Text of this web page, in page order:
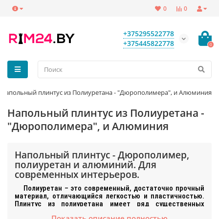
0
0
+375295522778
+375445822778
0
Напольный плинтус из Полиуретана - "Дюрополимера", и Алюминия
Напольный плинтус из Полиуретана -
"Дюрополимера", и Алюминия
Напольный плинтус - Дюрополимер,
полиуретан и алюминий. Для
современных интерьеров.
Полиуретан – это современный, достаточно прочный
материал, отличающийся легкостью и пластичностью.
Плинтус из полиуретана имеет ряд существенных